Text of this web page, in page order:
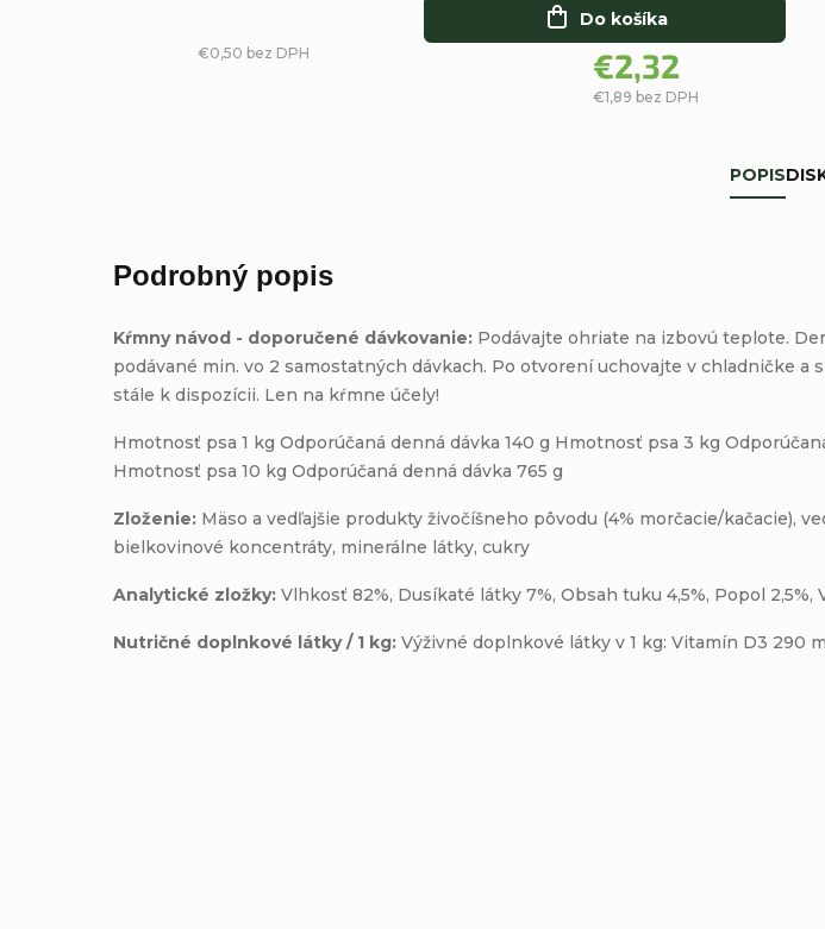
€0,50 bez DPH
€1,89 bez DPH
€2,32
Do košíka
POPIS
Podrobný popis
Kŕmny návod - doporučené dávkovanie: Podávajte ohriate na izbovú teplote.
podávané min. vo 2 samostatných dávkach. Po otvorení uchovajte v chladničke
stále k dispozícii. Len na kŕmne účely!
Hmotnosť psa 1 kg Odporúčaná denná dávka 140 g Hmotnosť psa 3 kg
Hmotnosť psa 10 kg Odporúčaná denná dávka 765 g
Zloženie: Mäso a vedľajšie produkty živočíšneho pôvodu (4% morčacie/kačacie),
bielkovinové koncentráty, minerálne látky, cukry
Analytické zložky: Vlhkosť 82%, Dusíkaté látky 7%, Obsah tuku 4,5%, Popol 2,5%,
Nutričné doplnkové látky / 1 kg:Výživné doplnkové látky v 1 kg: Vitamín D3 290